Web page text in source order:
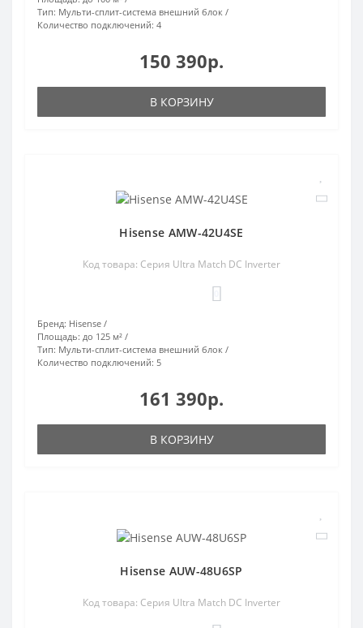
Тип: Мульти-сплит-система внешний блок
Количество подключений: 4
150 390р.
В КОРЗИНУ
Hisense AMW-42U4SE
Код товара: Серия Ultra Match DC Inverter
Бренд: Hisense
Площадь: до 125 м²
Тип: Мульти-сплит-система внешний блок
Количество подключений: 5
161 390р.
В КОРЗИНУ
Hisense AUW-48U6SP
Код товара: Серия Ultra Match DC Inverter